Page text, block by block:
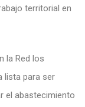
territorial en
la Red los
lista para ser
el abastecimiento